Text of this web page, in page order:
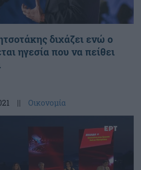
διχάζει ενώ ο
ηγεσία που να πείθει
|| Οικονομία